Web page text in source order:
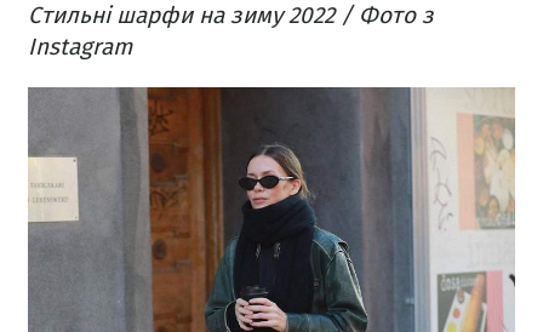
Стильні шарфи на зиму 2022 / Фото з
Instagram